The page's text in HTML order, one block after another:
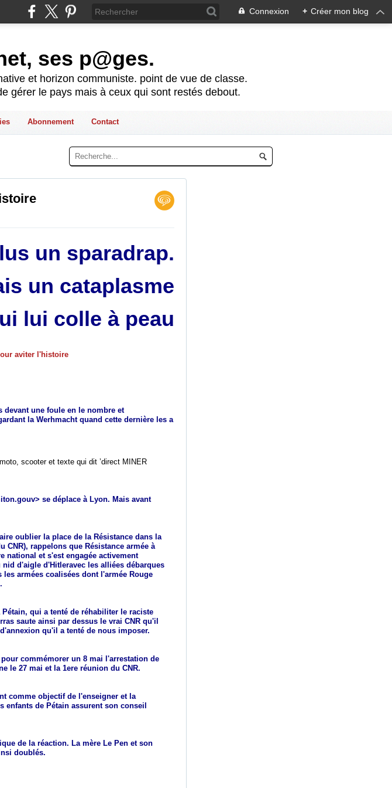
Connexion + Créer mon blog
ses p@ges.
et horizon communiste. point de vue de classe.
gérer le pays mais à ceux qui sont restés debout.
Abonnement Contact
un sparadrap.
un cataplasme
lui colle à peau
devant une foule en le nombre et
la Werhmacht quand cette dernière les a
se déplace à Lyon. Mais avant
oublier la place de la Résistance dans la
rappelons que Résistance armée à
national et s'est engagée activement
d'aigle d'Hitleravec les alliées débarques
armées coalisées dont l'armée Rouge
qui a tenté de réhabiliter le raciste
saute ainsi par dessus le vrai CNR qu'il
qu'il a tenté de nous imposer.
commémorer un 8 mai l'arrestation de
le 27 mai et la 1ere réunion du CNR.
comme objectif de l'enseigner et la
enfants de Pétain assurent son conseil
de la réaction. La mère Le Pen et son
doublés.